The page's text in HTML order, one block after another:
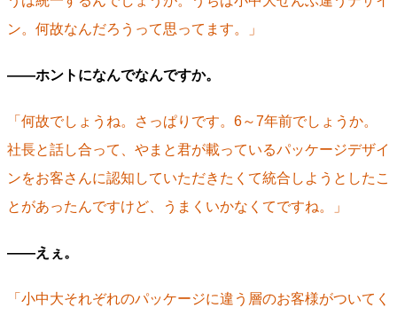
ン。何故なんだろうって思ってます。」
――ホントになんでなんですか。
「何故でしょうね。さっぱりです。6～7年前でしょうか。
社長と話し合って、やまと君が載っているパッケージデザイ
ンをお客さんに認知していただきたくて統合しようとしたこ
とがあったんですけど、うまくいかなくてですね。」
――えぇ。
「小中大それぞれのパッケージに違う層のお客様がついてく